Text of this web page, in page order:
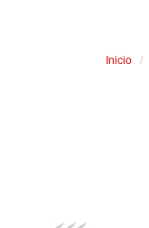
Inicio